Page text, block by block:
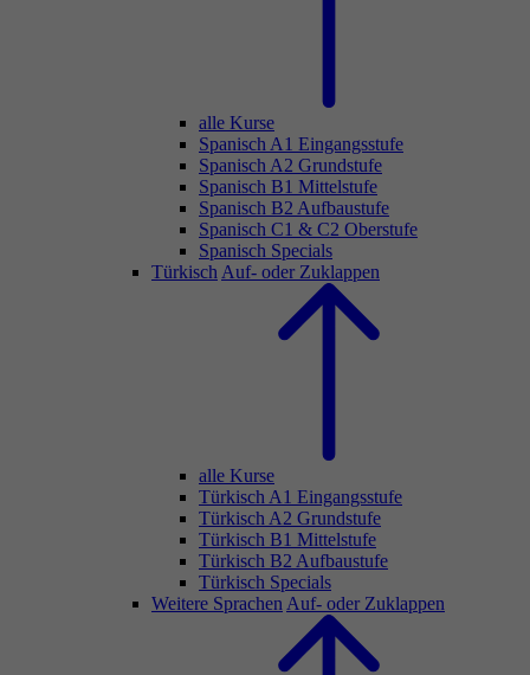
alle Kurse
Spanisch A1 Eingangsstufe
Spanisch A2 Grundstufe
Spanisch B1 Mittelstufe
Spanisch B2 Aufbaustufe
Spanisch C1 & C2 Oberstufe
Spanisch Specials
Türkisch Auf- oder Zuklappen
alle Kurse
Türkisch A1 Eingangsstufe
Türkisch A2 Grundstufe
Türkisch B1 Mittelstufe
Türkisch B2 Aufbaustufe
Türkisch Specials
Weitere Sprachen Auf- oder Zuklappen